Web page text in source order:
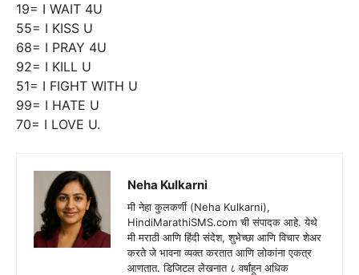
19= I WAIT 4U
55= I KISS U
68= I PRAY 4U
92= I KILL U
51= I FIGHT WITH U
99= I HATE U
70= I LOVE U.
Neha Kulkarni
मी नेहा कुलकर्णी (Neha Kulkarni),
HindiMarathiSMS.com ची संपादक आहे. येथे
मी मराठी आणि हिंदी संदेश, शुभेच्छा आणि विचार शेअर
करते जे भावना व्यक्त करतात आणि लोकांना एकत्र
आणतात. डिजिटल लेखनात ८ वर्षांहून अधिक